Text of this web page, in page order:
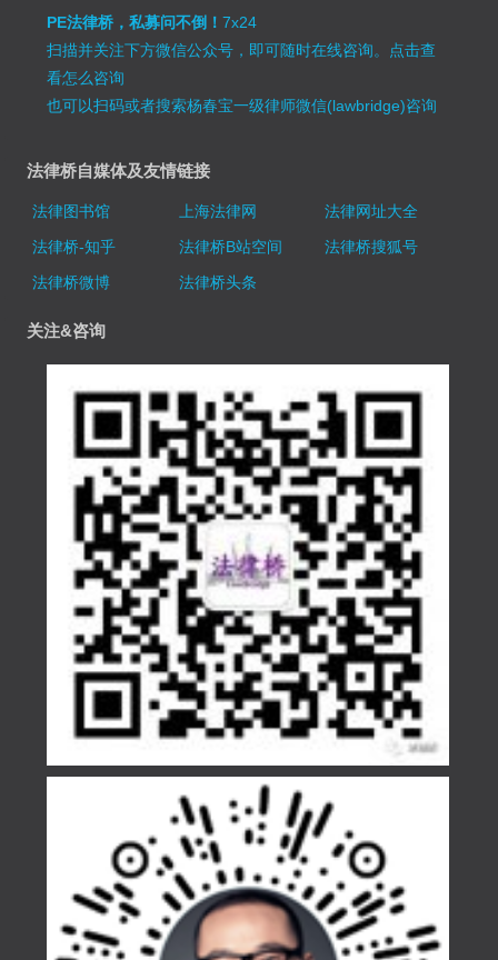
PE法律桥，私募问不倒！7x24
扫描并关注下方微信公众号，即可随时在线咨询。 点击查
看怎么咨询
也可以扫码或者搜索杨春宝一级律师微信(lawbridge)咨询
法律桥自媒体及友情链接
法律图书馆 上海法律网
法律网址大全
法律桥-知乎
法律桥B站空间
法律桥搜狐号
法律桥微博
法律桥头条
关注&咨询